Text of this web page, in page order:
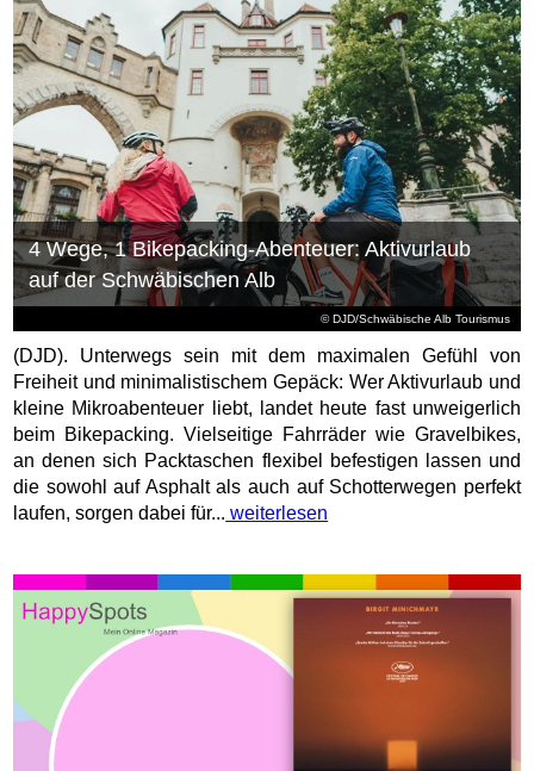
© DJD/Schwäbische Alb Tourismus
4 Wege, 1 Bikepacking-Abenteuer: Aktivurlaub
auf der Schwäbischen Alb
(DJD). Unterwegs sein mit dem maximalen Gefühl von
Freiheit und minimalistischem Gepäck: Wer Aktivurlaub und
kleine Mikroabenteuer liebt, landet heute fast unweigerlich
beim Bikepacking. Vielseitige Fahrräder wie Gravelbikes,
an denen sich Packtaschen flexibel befestigen lassen und
die sowohl auf Asphalt als auch auf Schotterwegen perfekt
laufen, sorgen dabei für... weiterlesen